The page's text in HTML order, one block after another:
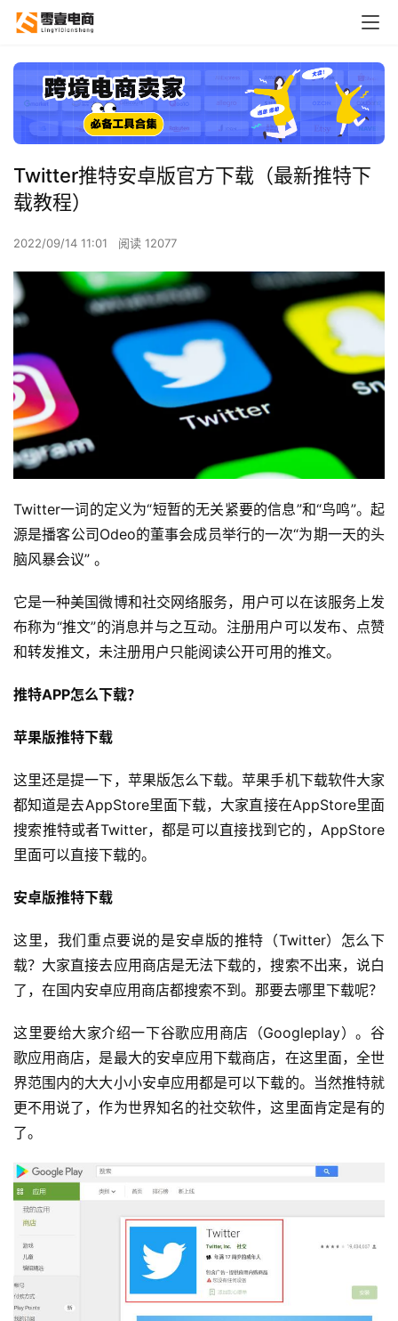
首
页
全
Twitter推特安卓版官方下载（最新推特下
载教程）
2022/09/14 11:01 阅读 12077
Twitter一词的定义为“短暂的无关紧要的信息”和“鸟鸣”。起
源是播客公司Odeo的董事会成员举行的一次“为期一天的头
脑风暴会议” 。
它是一种美国微博和社交网络服务，用户可以在该服务上发
布称为“推文”的消息并与之互动。注册用户可以发布、点赞
和转发推文，未注册用户只能阅读公开可用的推文。
推特APP怎么下载？
苹果版推特下载
这里还是提一下，苹果版怎么下载。苹果手机下载软件大家
都知道是去AppStore里面下载，大家直接在AppStore里面
搜索推特或者Twitter，都是可以直接找到它的，AppStore
里面可以直接下载的。
安卓版推特下载
这里，我们重点要说的是安卓版的推特（Twitter）怎么下
载？大家直接去应用商店是无法下载的，搜索不出来，说白
了，在国内安卓应用商店都搜索不到。那要去哪里下载呢？
这里要给大家介绍一下谷歌应用商店（Googleplay）。谷
歌应用商店，是最大的安卓应用下载商店，在这里面，全世
界范围内的大大小小安卓应用都是可以下载的。当然推特就
更不用说了，作为世界知名的社交软件，这里面肯定是有的
了。